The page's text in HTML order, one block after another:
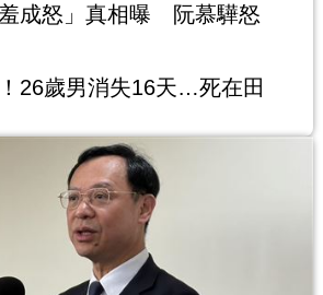
羞成怒」真相曝 阮慕驊怒
26歲男消失16天…死在田